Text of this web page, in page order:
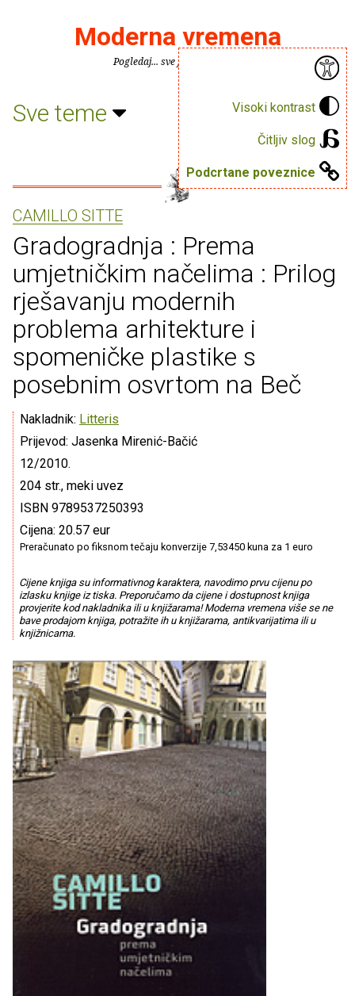
Visoki kontrast
Čitljiv slog
Podcrtane poveznice
Moderna vremena
Pogledaj... sve je puno knjiga.
Sve teme
CAMILLO SITTE
Gradogradnja : Prema
umjetničkim načelima : Prilog
rješavanju modernih
problema arhitekture i
spomeničke plastike s
posebnim osvrtom na Beč
Nakladnik: Litteris
Prijevod: Jasenka Mirenić-Bačić
12/2010.
204 str., meki uvez
ISBN 9789537250393
Cijena: 20.57 eur
Preračunato po fiksnom tečaju konverzije 7,53450 kuna za 1 euro
Cijene knjiga su informativnog karaktera, navodimo prvu cijenu po
izlasku knjige iz tiska. Preporučamo da cijene i dostupnost knjiga
provjerite kod nakladnika ili u knjižarama! Moderna vremena više se ne
bave prodajom knjiga, potražite ih u knjižarama, antikvarijatima ili u
knjižnicama.